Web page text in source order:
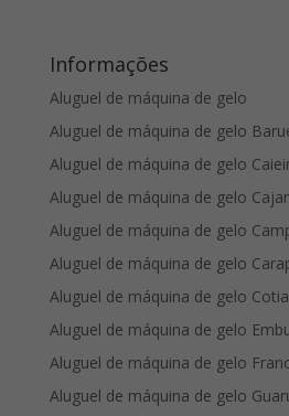
Informações
Aluguel de máquina de gelo
Aluguel de máquina de gelo
Aluguel de máquina de gelo
Aluguel de máquina de gelo
Aluguel de máquina de gelo
Aluguel de máquina de gelo
Aluguel de máquina de gelo Cotia
Aluguel de máquina de gelo
Aluguel de máquina de gelo
Aluguel de máquina de gelo